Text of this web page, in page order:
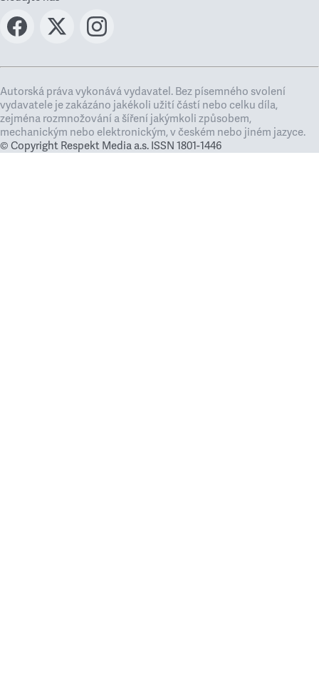
Autorská práva vykonává vydavatel. Bez písemného svolení
vydavatele je zakázáno jakékoli užití částí nebo celku díla,
zejména rozmnožování a šíření jakýmkoli způsobem,
mechanickým nebo elektronickým, v českém nebo jiném jazyce.
© Copyright Respekt Media a.s. ISSN 1801-1446